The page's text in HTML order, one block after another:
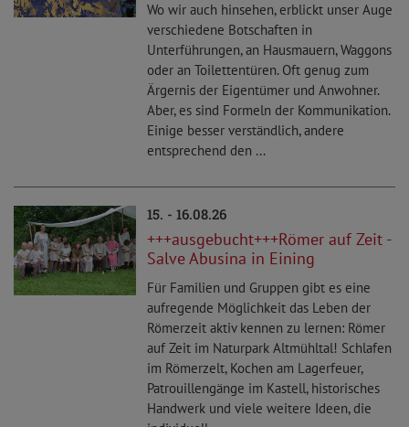
Wo wir auch hinsehen, erblickt unser Auge
verschiedene Botschaften in
Unterführungen, an Hausmauern, Waggons
oder an Toilettentüren. Oft genug zum
Ärgernis der Eigentümer und Anwohner.
Aber, es sind Formeln der Kommunikation.
Einige besser verständlich, andere
entsprechend den ...
15. - 16.08.26
+++ausgebucht+++Römer auf Zeit -
Salve Abusina in Eining
Für Familien und Gruppen gibt es eine
aufregende Möglichkeit das Leben der
Römerzeit aktiv kennen zu lernen: Römer
auf Zeit im Naturpark Altmühltal! Schlafen
im Römerzelt, Kochen am Lagerfeuer,
Patrouillengänge im Kastell, historisches
Handwerk und viele weitere Ideen, die